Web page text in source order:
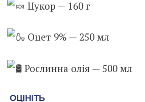
Цукор — 160 г
Оцет 9% — 250 мл
Рослинна олія — 500 мл